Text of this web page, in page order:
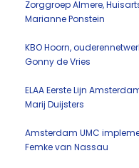
Zorggroep Almere,
Marianne Ponstein
KBO Hoorn,
Gonny de Vries
ELAA Eerste Lijn
Marij Duijsters
Amsterdam UMC
Femke van Nassau